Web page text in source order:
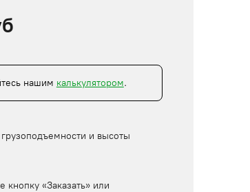
нашим калькулятором.
и высоты
«Заказать» или